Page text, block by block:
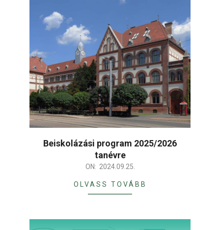
Beiskolázási program 2025/2026
tanévre
ON: 2024.09.25.
OLVASS TOVÁBB